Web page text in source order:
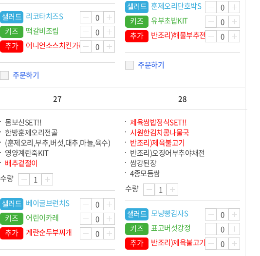
샐러드 리코타치즈S
키즈
떡갈비조림
추가
어니언소스치킨가라아게
주문하기
샐러드 훈제오리단호박S
키즈
유부초밥KIT
추가
반조리)해물부추전
주문하기
27
몸보신SET!!
한방훈제오리전골
(훈제오리,부추,버섯,대추,마늘,육수)
영양계란죽KIT
배추겉절이
수량
샐러드 베이글브런치S
키즈
어린이카레
추가
계란순두부찌개
28
제육쌈밥정식SET!!
시원한김치콩나물국
반조리)제육불고기
반조리)오징어부추야채전
쌈강된장
4종모듬쌈
수량
샐러드 모닝빵감자S
키즈
표고버섯강정
추가
반조리)제육불고기